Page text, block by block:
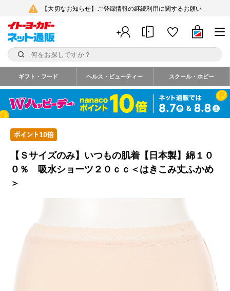
【大切なお知らせ】ご登録情報の継続利用に関するお願い
ギフト・フード ヘルス・ビューティー スクール・ホビー
【Ｓサイズのみ】いつもの肌着【日本製】綿１０
０％ 吸水ショーツ２０ｃｃ＜はきこみ丈ふかめ
＞